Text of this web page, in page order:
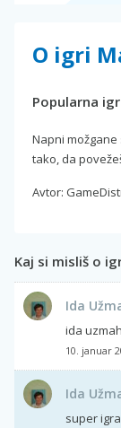
O igri
Popularna
Napni
tako, da
Avtor:
Kaj si misliš o
Ida
ida
10. januar
Ida
super igra